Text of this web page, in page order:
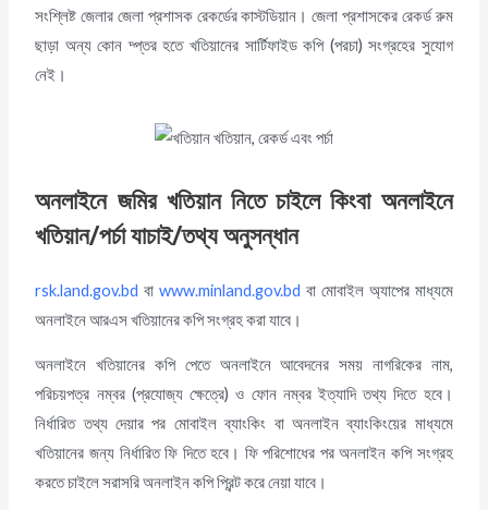
সংশ্লিষ্ট জেলার জেলা প্রশাসক রেকর্ডের কাস্টডিয়ান। জেলা প্রশাসকের রেকর্ড রুম
ছাড়া অন্য কোন দ্প্তর হতে খতিয়ানের সার্টিফাইড কপি (পরচা) সংগ্রহের সুযোগ
নেই।
অনলাইনে জমির খতিয়ান নিতে চাইলে কিংবা অনলাইনে
খতিয়ান/পর্চা যাচাই/তথ্য অনুসন্ধান
rsk.land.gov.bd বাwww.minland.gov.bd বা মোবাইল অ্যাপের মাধ্যমে
অনলাইনে আরএস খতিয়ানের কপি সংগ্রহ করা যাবে।
অনলাইনে খতিয়ানের কপি পেতে অনলাইনে আবেদনের সময় নাগরিকের নাম,
পরিচয়পত্র নম্বর (প্রযোজ্য ক্ষেত্রে) ও ফোন নম্বর ইত্যাদি তথ্য দিতে হবে।
নির্ধারিত তথ্য দেয়ার পর মোবাইল ব্যাংকিং বা অনলাইন ব্যাংকিংয়ের মাধ্যমে
খতিয়ানের জন্য নির্ধারিত ফি দিতে হবে। ফি পরিশোধের পর অনলাইন কপি সংগ্রহ
করতে চাইলে সরাসরি অনলাইন কপি প্রিন্ট করে নেয়া যাবে।